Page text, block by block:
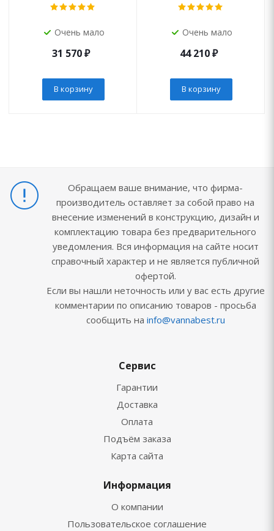
Очень мало
31 570₽
В корзину
Очень мало
44 210₽
В корзину
Обращаем ваше внимание, что фирма-
производитель оставляет за собой право на
внесение изменений в конструкцию, дизайн и
комплектацию товара без предварительного
уведомления. Вся информация на сайте носит
справочный характер и не является публичной
офертой.
Если вы нашли неточность или у вас есть другие
комментарии по описанию товаров - просьба
сообщить на info@vannabest.ru
Сервис
Гарантии
Доставка
Оплата
Подъём заказа
Карта сайта
Информация
О компании
Пользовательское соглашение